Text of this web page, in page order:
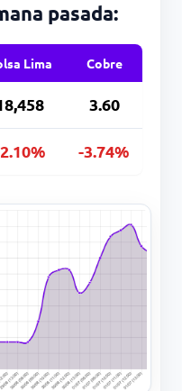
pasada:
Lima Cobre
3.60
-3.74%